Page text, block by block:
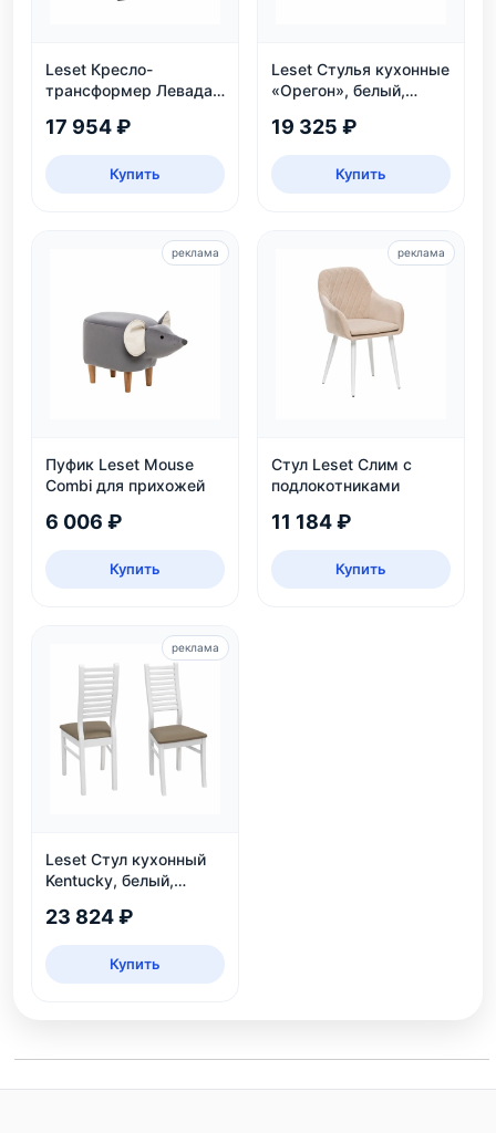
Leset Кресло-
трансформер Левада,
17 954 ₽
Купить
Leset Стулья кухонные
«Орегон», белый,
19 325 ₽
Купить
Пуфик Leset Mouse
Combi для прихожей
6 006 ₽
Купить
реклама
Стул Leset Слим с
подлокотниками
11 184 ₽
Купить
реклама
Leset Стул кухонный
Kentucky, белый,
23 824 ₽
Купить
реклама